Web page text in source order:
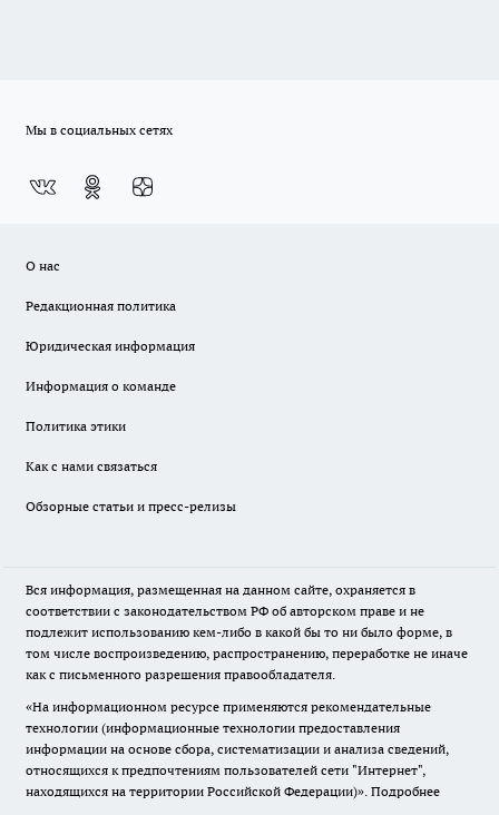
Мы в социальных сетях
О нас
Редакционная политика
Юридическая информация
Информация о команде
Политика этики
Как с нами связаться
Обзорные статьи и пресс-релизы
Вся информация, размещенная на данном сайте, охраняется в
соответствии с законодательством РФ об авторском праве и не
подлежит использованию кем-либо в какой бы то ни было форме, в
том числе воспроизведению, распространению, переработке не иначе
как с письменного разрешения правообладателя.
«На информационном ресурсе применяются рекомендательные
технологии (информационные технологии предоставления
информации на основе сбора, систематизации и анализа сведений,
относящихся к предпочтениям пользователей сети "Интернет",
находящихся на территории Российской Федерации)». Подробнее